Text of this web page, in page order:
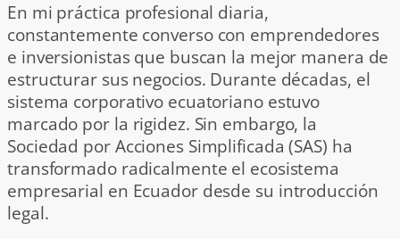
En mi práctica profesional diaria,
constantemente converso con emprendedores
e inversionistas que buscan la mejor manera de
estructurar sus negocios. Durante décadas, el
sistema corporativo ecuatoriano estuvo
marcado por la rigidez. Sin embargo, la
Sociedad por Acciones Simplificada (SAS) ha
transformado radicalmente el ecosistema
empresarial en Ecuador desde su introducción
legal.